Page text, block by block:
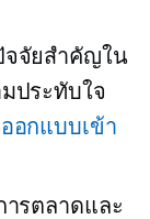
จจัยสำคัญใน
ประทับใจ
อกแบบเข้า
ารตลาดและ